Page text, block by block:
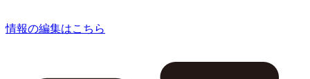
情報の編集はこちら